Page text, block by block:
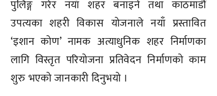
पुलिङ्ग गरेर नयाँ शहर बनाइने तथा काठमाडौँ
उपत्यका शहरी विकास योजनाले नयाँ प्रस्तावित
‘इशान कोण’ नामक अत्याधुनिक शहर निर्माणका
लागि विस्तृत परियोजना प्रतिवेदन निर्माणको काम
शुरु भएको जानकारी दिनुभयो ।